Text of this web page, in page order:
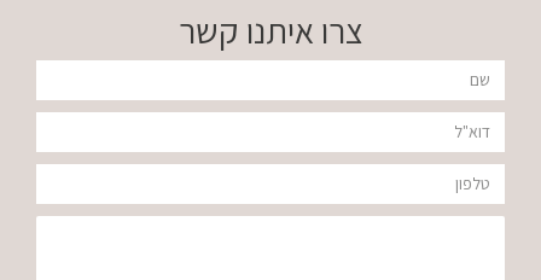
קרטין
לעיצוב
תלתלים
צרו איתנו קשר
שם
דוא"ל
טלפון